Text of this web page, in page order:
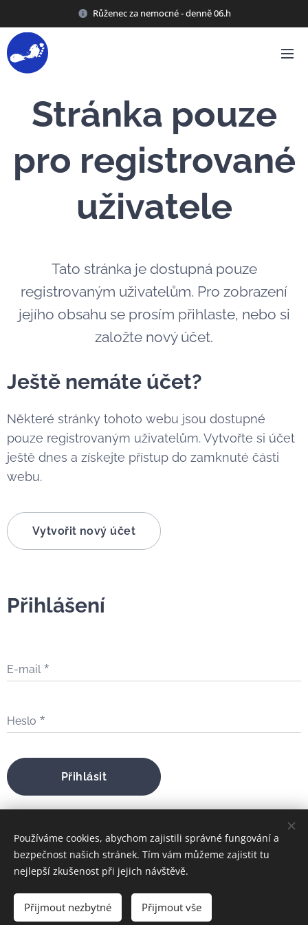
Růženec za nemocné - denně 06.h
Stránka pouze
pro registrované
uživatele
Tato stránka je dostupná pouze
registrovaným uživatelům. Pro zobrazení
jejího obsahu se prosím přihlaste, nebo si
založte nový účet.
Ještě nemáte účet?
Některé stránky tohoto webu jsou dostupné
pouze registrovaným uživatelům. Vytvořte si účet
ještě dnes a získejte přístup do zamknuté části
webu.
Vytvořit nový účet
Přihlášení
E-mail
Heslo
Přihlásit
bratrfilip@gmail.com
FILIP MARIA ŠTOJDL
Používáme cookies, abychom zajistili správné fungování a
bezpečnost našich stránek. Tím vám můžeme zajistit tu
nejlepší zkušenost při jejich návštěvě.
Přijmout nezbytné Přijmout vše